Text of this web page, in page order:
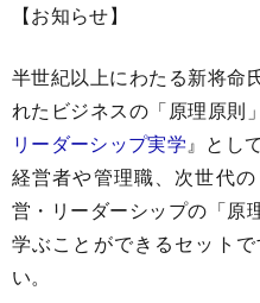
【お知らせ】
半世紀以上にわたる新将命
れたビジネスの「原理原則
リーダーシップ実学』とし
経営者や管理職、次世代
営・リーダーシップの「原
学ぶことができるセット
い。